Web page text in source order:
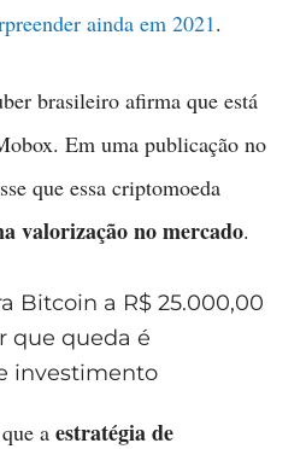
ainda em 2021.
brasileiro afirma que está
Em uma publicação no
que essa criptomoeda
valorização no mercado.
Bitcoin a R$ 25.000,00
que queda é
investimento
a estratégia de